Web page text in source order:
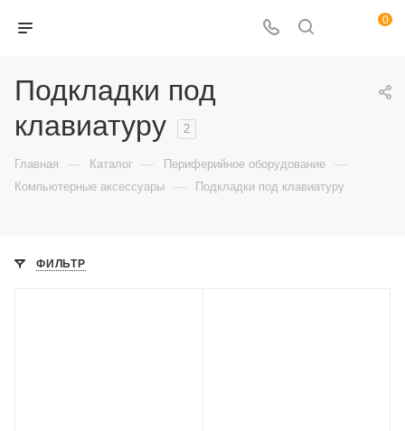
0
Подкладки под
клавиатуру
2
Главная — Каталог — Периферийное оборудование —
Компьютерные аксессуары — Подкладки под клавиатуру
ФИЛЬТР